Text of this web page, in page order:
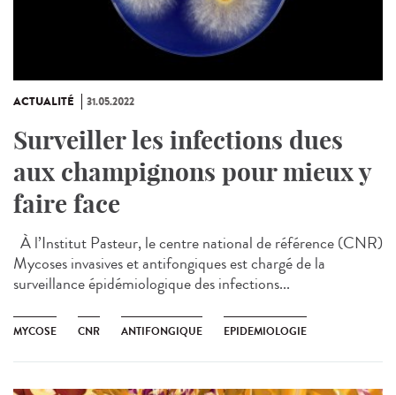
ACTUALITÉ 31.05.2022
Surveiller les infections dues
aux champignons pour mieux y
faire face
À l’Institut Pasteur, le centre national de référence (CNR)
Mycoses invasives et antifongiques est chargé de la
surveillance épidémiologique des infections...
MYCOSE CNR ANTIFONGIQUE EPIDEMIOLOGIE